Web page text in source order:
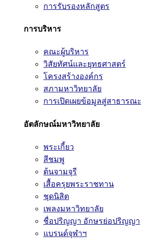
การรับรองหลักสูตร
การบริหาร
คณะผู้บริหาร
วิสัยทัศน์และยุทธศาสตร์
โครงสร้างองค์กร
สภามหาวิทยาลัย
การเปิดเผยข้อมูลสู่สาธารณะ
อัตลักษณ์มหาวิทยาลัย
พระเกี้ยว
สีชมพู
ต้นจามจุรี
เสื้อครุยพระราชทาน
ชุดนิสิต
เพลงมหาวิทยาลัย
ชื่อปริญญา อักษรย่อปริญญา
แบรนด์จุฬาฯ